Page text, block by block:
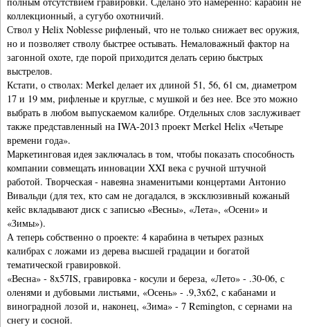
коллекционный, а сугубо охотничий.
Ствол у Helix Noblesse рифленый, что не только снижает вес оружия,
но и позволяет стволу быстрее остывать. Немаловажный фактор на
загонной охоте, где порой приходится делать серию быстрых
выстрелов.
Кстати, о стволах: Merkel делает их длиной 51, 56, 61 см, диаметром
17 и 19 мм, рифленые и круглые, с мушкой и без нее. Все это можно
выбрать в любом выпускаемом калибре. Отдельных слов заслуживает
также представленный на IWA-2013 проект Merkel Helix «Четыре
времени года».
Маркетинговая идея заключалась в том, чтобы показать способность
компании совмещать инновации XXI века с ручной штучной
работой. Творческая - навеяна знаменитыми концертами Антонио
Вивальди (для тех, кто сам не догадался, в эксклюзивный кожаный
кейс вкладывают диск с записью «Весны», «Лета», «Осени» и
«Зимы»).
А теперь собственно о проекте: 4 карабина в четырех разных
калибрах с ложами из дерева высшей градации и богатой
тематической гравировкой.
«Весна» - 8x57IS, гравировка - косули и береза, «Лето» - .30-06, с
оленями и дубовыми листьями, «Осень» - .9,3x62, с кабанами и
виноградной лозой и, наконец, «Зима» - 7 Remington, с сернами на
снегу и сосной.